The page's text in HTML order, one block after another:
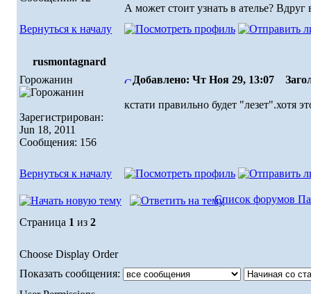
А может стоит узнать в ателье?
Вернуться к началу
rusmontagnard
Горожанин
Зарегистрирован:
Jun 18, 2011
Сообщения: 156
Добавлено: Чт Ноя 29, 13:07
кстати правильно будет "лезет".хотя
Вернуться к началу
Список форумов
Страница 1 из 2
Choose Display Order
Показать сообщения: